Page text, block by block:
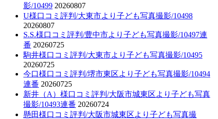
影/10499 20260807
U様口コミ評判/大東市より子ども写真撮影/10498
20260807
S.S.様口コミ評判/豊中市より子ども写真撮影/10497連
番 20260725
駒井様口コミ評判/大東市より子ども写真撮影/10495
20260725
今口様口コミ評判/堺市東区より子ども写真撮影/10494
連番 20260725
新井（A）様口コミ評判/大阪市城東区より子ども写真
撮影/10493連番 20260724
懸田様口コミ評判/大阪市城東区より子ども写真撮